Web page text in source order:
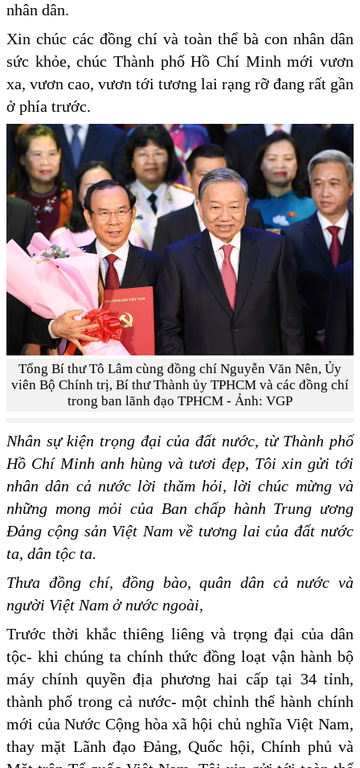
nhân dân.
Xin chúc các đồng chí và toàn thể bà con nhân dân
sức khỏe, chúc Thành phố Hồ Chí Minh mới vươn
xa, vươn cao, vươn tới tương lai rạng rỡ đang rất gần
ở phía trước.
Tổng Bí thư Tô Lâm cùng đồng chí Nguyễn Văn Nên, Ủy
viên Bộ Chính trị, Bí thư Thành ủy TPHCM và các đồng chí
trong ban lãnh đạo TPHCM - Ảnh: VGP
Nhân sự kiện trọng đại của đất nước, từ Thành phố
Hồ Chí Minh anh hùng và tươi đẹp, Tôi xin gửi tới
nhân dân cả nước lời thăm hỏi, lời chúc mừng và
những mong mỏi của Ban chấp hành Trung ương
Đảng cộng sản Việt Nam về tương lai của đất nước
ta, dân tộc ta.
Thưa đồng chí, đồng bào, quân dân cả nước và
người Việt Nam ở nước ngoài,
Trước thời khắc thiêng liêng và trọng đại của dân
tộc- khi chúng ta chính thức đồng loạt vận hành bộ
máy chính quyền địa phương hai cấp tại 34 tỉnh,
thành phố trong cả nước- một chỉnh thể hành chính
mới của Nước Cộng hòa xã hội chủ nghĩa Việt Nam,
thay mặt Lãnh đạo Đảng, Quốc hội, Chính phủ và